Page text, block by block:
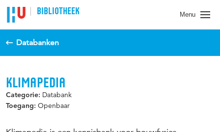
BIBLIOTHEEK Menu
Databanken
KLIMAPEDIA
Categorie: Databank
Toegang: Openbaar